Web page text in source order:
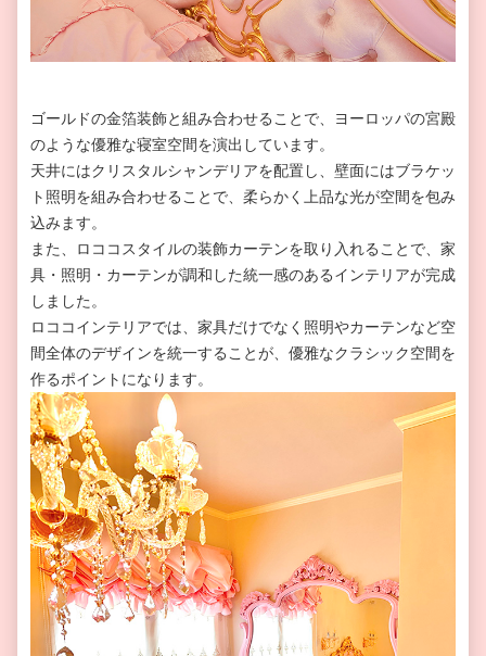
ゴールドの金箔装飾と組み合わせることで、ヨーロッパの宮殿
のような優雅な寝室空間を演出しています。
天井にはクリスタルシャンデリアを配置し、壁面にはブラケッ
ト照明を組み合わせることで、柔らかく上品な光が空間を包み
込みます。
また、ロココスタイルの装飾カーテンを取り入れることで、家
具・照明・カーテンが調和した統一感のあるインテリアが完成
しました。
ロココインテリアでは、家具だけでなく照明やカーテンなど空
間全体のデザインを統一することが、優雅なクラシック空間を
作るポイントになります。